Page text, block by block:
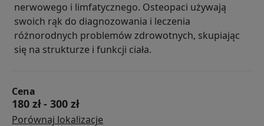
nerwowego i limfatycznego. Osteopaci używają
swoich rąk do diagnozowania i leczenia
różnorodnych problemów zdrowotnych, skupiając
się na strukturze i funkcji ciała.
Cena
180 zł- 300 zł
Porównaj lokalizacje